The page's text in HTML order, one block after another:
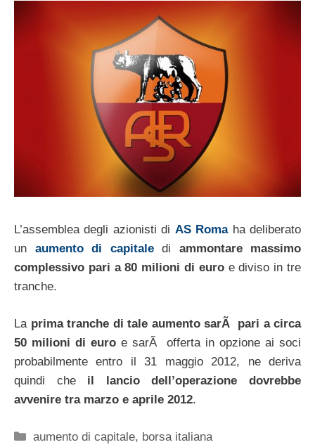
L’assemblea degli azionisti di AS Romaha deliberato
un aumento di capitaledi ammontare massimo
complessivo pari a 80 milioni di euroe diviso in tre
tranche.
La prima tranche di tale aumento sarÃ pari a circa
50 milioni di euro e sarÃ offerta in opzione ai soci
probabilmente entro il 31 maggio 2012, ne deriva
quindi che il lancio dell’operazione dovrebbe
avvenire tra marzo e aprile 2012.
Categorie
aumento di capitale, borsa italiana